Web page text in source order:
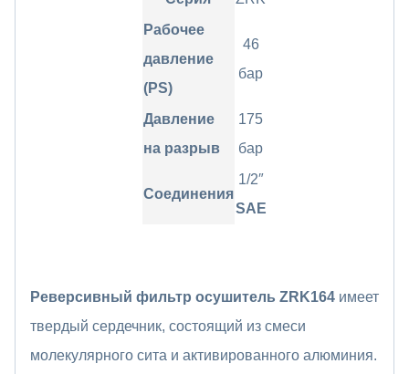
Рабочее
давление
(PS)
46
бар
Давление
на разрыв
175
бар
Соединения
1/2″
SAE
Реверсивный фильтр осушитель ZRK164 имеет
твердый сердечник, состоящий из смеси
молекулярного сита и активированного алюминия.